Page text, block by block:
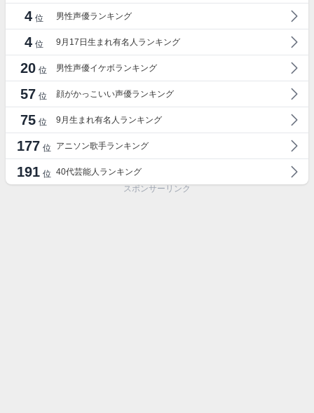
4 位 男性声優ランキング
4 位 9月17日生まれ有名人ランキング
20 位 男性声優イケボランキング
57 位 顔がかっこいい声優ランキング
75 位 9月生まれ有名人ランキング
177 位 アニソン歌手ランキング
191 位 40代芸能人ランキング
スポンサーリンク